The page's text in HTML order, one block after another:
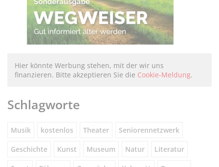
Hier könnte Werbung stehen, mit der wir uns
finanzieren. Bitte akzeptieren Sie die Cookie-Meldung.
Schlagworte
Musik kostenlos Theater Seniorennetzwerk
Geschichte Kunst Museum Natur Literatur